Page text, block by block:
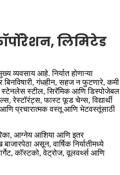
लिमिटेड
व्यवसाय आहे. निर्यात होणाऱ्या
गंधहीन, सहज न फुटणारे, कमी
स्टेनलेस स्टील, सिरॅमिक आणि डिस्पोजेबल
रेस्टॉरंट्स, फास्ट फूड चेन्स, विद्यार्थी
प्रचारात्मक वस्तू आणि भेटवस्तूंसाठी
आग्नेय आशिया आणि इतर
असून, वार्षिक निर्यातीमध्ये
कॉस्टको, वेट्रोज, वूलवर्थ्स आणि